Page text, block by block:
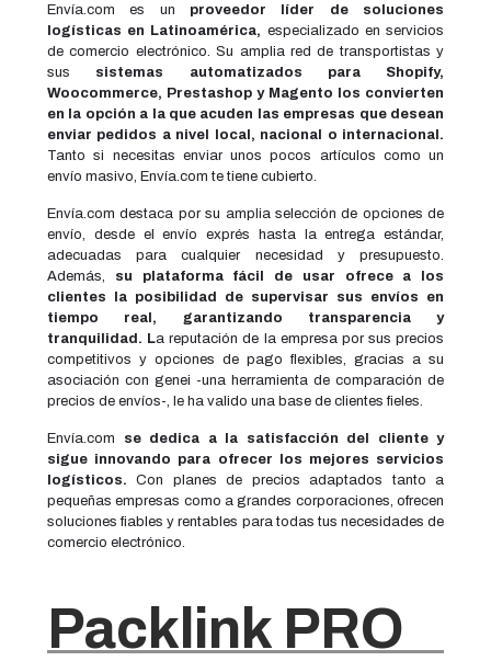
Envía.com es un proveedor líder de soluciones
logísticas en Latinoamérica, especializado en servicios
de comercio electrónico. Su amplia red de transportistas y
sus sistemas automatizados para Shopify,
Woocommerce, Prestashop y Magento los convierten
en la opción a la que acuden las empresas que desean
enviar pedidos a nivel local, nacional o internacional.
Tanto si necesitas enviar unos pocos artículos como un
envío masivo, Envía.com te tiene cubierto.
Envía.com destaca por su amplia selección de opciones de
envío, desde el envío exprés hasta la entrega estándar,
adecuadas para cualquier necesidad y presupuesto.
Además, su plataforma fácil de usar ofrece a los
clientes la posibilidad de supervisar sus envíos en
tiempo real, garantizando transparencia y
tranquilidad. La reputación de la empresa por sus precios
competitivos y opciones de pago flexibles, gracias a su
asociación con genei -una herramienta de comparación de
precios de envíos-, le ha valido una base de clientes fieles.
Envía.com
se dedica a la satisfacción del cliente y
sigue innovando para ofrecer los mejores servicios
logísticos. Con planes de precios adaptados tanto a
pequeñas empresas como a grandes corporaciones, ofrecen
soluciones fiables y rentables para todas tus necesidades de
comercio electrónico.
Packlink PRO